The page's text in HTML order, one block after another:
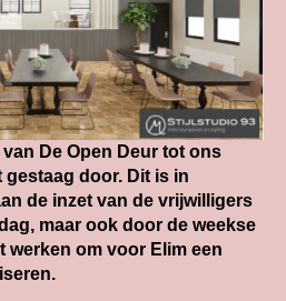
De Open Deur tot ons
door. Dit is in
de inzet van de vrijwilligers
maar ook door de weekse
werken om voor Elim een